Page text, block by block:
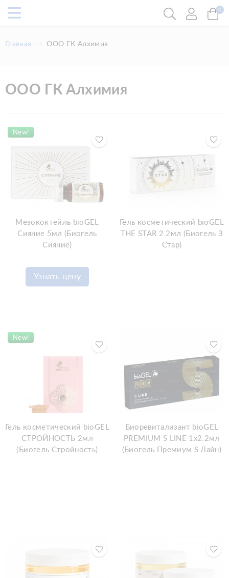
0
Главная ООО ГК Алхимия
ООО ГК Алхимия
New!
Мезококтейль bioGEL
Сияние 5мл (Биогель
Сияние)
Узнать цену
Гель косметический bioGEL
THE STAR 2.2мл (Биогель З
Стар)
New!
Гель косметический bioGEL
СТРОЙНОСТЬ 2мл
(Биогель Стройность)
Биоревитализант bioGEL
PREMIUM S LINE 1х2.2мл
(Биогель Премиум S Лайн)